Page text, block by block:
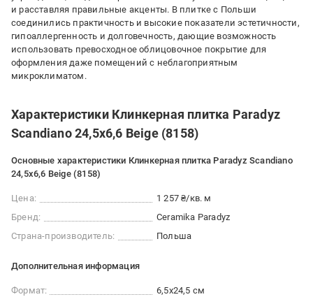
и расставляя правильные акценты. В плитке с Польши
соединились практичность и высокие показатели эстетичности,
гипоаллергенность и долговечность, дающие возможность
использовать превосходное облицовочное покрытие для
оформления даже помещений с неблагоприятным
микроклиматом.
Характеристики Клинкерная плитка Paradyz
Scandiano 24,5x6,6 Beige (8158)
Основные характеристики Клинкерная плитка Paradyz Scandiano
24,5x6,6 Beige (8158)
Цена:
1 257 ₴/кв. м
Бренд:
Ceramika Paradyz
Страна-производитель:
Польша
Дополнительная информация
Формат:
6,5x24,5 см